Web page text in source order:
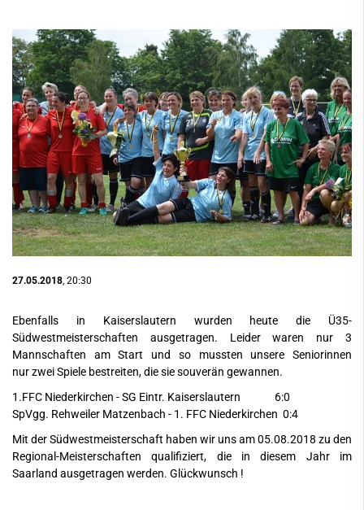
27.05.2018 , 20:30
Ebenfalls in Kaiserslautern wurden heute die Ü35-
Südwestmeisterschaften ausgetragen. Leider waren nur 3
Mannschaften am Start und so mussten unsere Seniorinnen
nur zwei Spiele bestreiten, die sie souverän gewannen.
1.FFC Niederkirchen - SG Eintr. Kaiserslautern 6:0
SpVgg. Rehweiler Matzenbach - 1. FFC Niederkirchen 0:4
Mit der Südwestmeisterschaft haben wir uns am 05.08.2018 zu den
Regional-Meisterschaften qualifiziert, die in diesem Jahr im
Saarland ausgetragen werden. Glückwunsch !